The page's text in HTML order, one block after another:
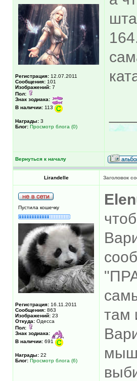
Регистрация: 12.07.2011
Сообщения: 101
Изображений: 7
Пол:
Знак зодиака:
В наличии: 113
Награды: 3
Блог: Просмотр блога (0)
Вернуться к началу
Lirandelle Заголовок
Пустила кошечку
Регистрация: 16.11.2011
Сообщения: 863
Изображений: 23
Откуда: Одесса
Пол:
Знак зодиака:
В наличии: 691
Награды: 22
Блог: Просмотр блога (6)
там